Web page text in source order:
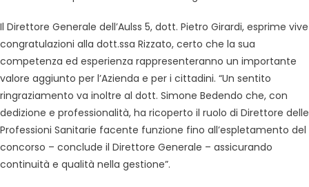
Il Direttore Generale dell’Aulss 5, dott. Pietro Girardi, esprime vive
congratulazioni alla dott.ssa Rizzato, certo che la sua
competenza ed esperienza rappresenteranno un importante
valore aggiunto per l’Azienda e per i cittadini. “Un sentito
ringraziamento va inoltre al dott. Simone Bedendo che, con
dedizione e professionalità, ha ricoperto il ruolo di Direttore delle
Professioni Sanitarie facente funzione fino all’espletamento del
concorso – conclude il Direttore Generale – assicurando
continuità e qualità nella gestione”.